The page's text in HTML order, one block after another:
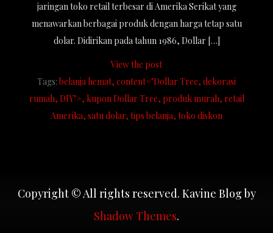
jaringan toko retail terbesar di Amerika Serikat yang
menawarkan berbagai produk dengan harga tetap satu
dolar. Didirikan pada tahun 1986, Dollar […]
View the post
Tags: belanja hemat content="Dollar Tree dekorasi
rumah DIY"> kupon Dollar Tree produk murah retail
Amerika satu dolar tips belanja toko diskon
Copyright © All rights reserved. Kavine Blog by
Shadow Themes.